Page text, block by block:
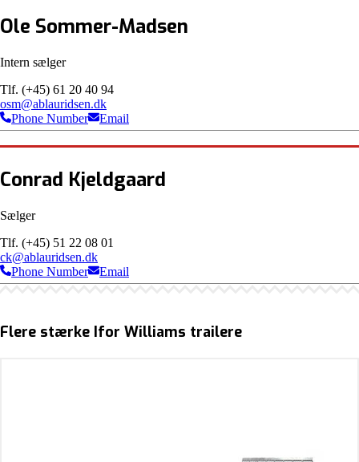
Ole Sommer-Madsen
Intern sælger
Tlf. (+45) 61 20 40 94
osm@ablauridsen.dk
Phone Number
Email
Conrad Kjeldgaard
Sælger
Tlf. (+45) 51 22 08 01
ck@ablauridsen.dk
Phone Number
Email
Flere stærke Ifor Williams trailere